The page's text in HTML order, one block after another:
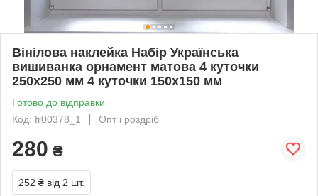
Вінілова наклейка Набір Українська
вишиванка орнамент матова 4 куточки
250х250 мм 4 куточки 150x150 мм
Готово до відправки
Код: fr00378_1
Опт і роздріб
280 ₴
252 ₴ від 2 шт.